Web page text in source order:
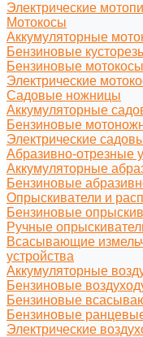
Электрические
Мотокосы
Аккумуляторные
Бензиновые
Бензиновые
Электрические
Садовые ножницы
Аккумуляторные
Бензиновые
Электрические
Абразивно-отрезные
Аккумуляторные
Бензиновые
Опрыскиватели и
Бензиновые
Ручные
Всасывающие
устройства
Аккумуляторные
Бензиновые
Бензиновые
Бензиновые
Электрические